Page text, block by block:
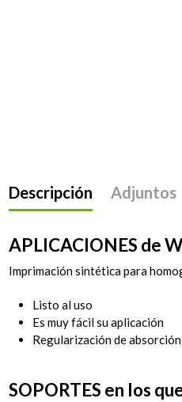
Descripción Adjuntos
APLICACIONES de
Imprimación sintética para
Listo al uso
Es muy fácil su aplicación
Regularización de
SOPORTES en los